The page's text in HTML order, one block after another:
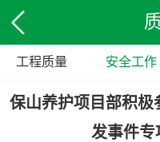
工程质量 安全工作
保山养护项目部积极
发事件专